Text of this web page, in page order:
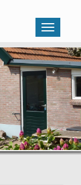
Wissel
navigatie